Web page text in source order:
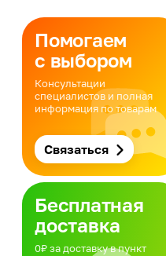
Помогаем
с выбором
Консультации
специалистов и полная
информация по товарам
Связаться
Бесплатная
доставка
0₽ за доставку в пункт